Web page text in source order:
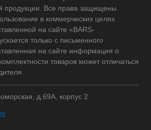
продукции. Все права защищены.
в коммерческих целях
на сайте «BARS-
только с письменного
на сайте информация о
товаров может отличаться
д.69А, корпус 2